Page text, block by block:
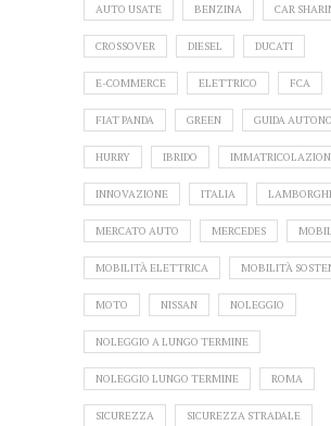
AUTO USATE BENZINA CAR
CROSSOVER DIESEL DUCATI
E-COMMERCE ELETTRICO FCA
FIAT PANDA GREEN GUIDA
HURRY IBRIDO
INNOVAZIONE ITALIA
MERCATO AUTO MERCEDES
MOBILITÀ ELETTRICA MOBILITÀ
MOTO NISSAN NOLEGGIO
NOLEGGIO A LUNGO TERMINE
NOLEGGIO LUNGO TERMINE ROMA
SICUREZZA SICUREZZA STRADALE